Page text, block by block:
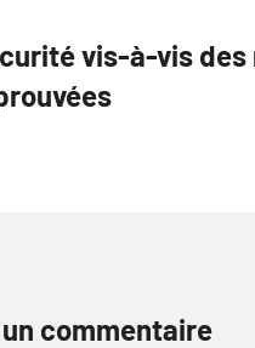
vis-à-vis
commentaire